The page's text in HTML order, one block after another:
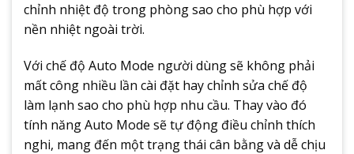
chỉnh nhiệt độ trong phòng sao cho phù hợp với
nền nhiệt ngoài trời.
Với chế độ Auto Mode người dùng sẽ không phải
mất công nhiều lần cài đặt hay chỉnh sửa chế độ
làm lạnh sao cho phù hợp nhu cầu. Thay vào đó
tính năng Auto Mode sẽ tự động điều chỉnh thích
nghi, mang đến một trạng thái cân bằng và dễ chịu